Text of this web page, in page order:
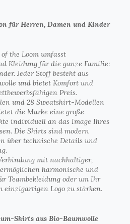
für Herren, Damen und Kinder
the Loom umfasst
Kleidung für die ganze Familie:
Jeder Stoff besteht aus
und bietet Komfort und
Preis.
und 28 Sweatshirt-Modellen
die Marke eine große
individuell an das Image Ihres
Die Shirts sind modern
über technische Details und
mit nachhaltiger,
harmonische und
Teambekleidung oder um Ihr
Logo zu stärken.
Shirts aus Bio-Baumwolle